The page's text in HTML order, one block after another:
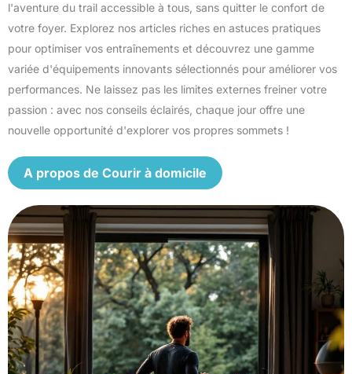
l'aventure du trail accessible à tous, sans quitter le confort de
votre foyer. Explorez nos articles riches en astuces pratiques
pour optimiser vos entraînements et découvrez une gamme
variée d'équipements innovants sélectionnés pour améliorer vos
performances. Ne laissez pas les limites externes freiner votre
passion : avec nos conseils éclairés, chaque jour offre une
nouvelle opportunité d'explorer vos propres sommets !
A propos de Courir à domicile